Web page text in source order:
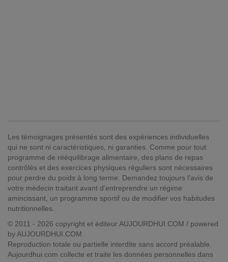
Les témoignages présentés sont des expériences individuelles
qui ne sont ni caractéristiques, ni garanties. Comme pour tout
programme de rééquilibrage alimentaire, des plans de repas
contrôlés et des exercices physiques réguliers sont nécessaires
pour perdre du poids à long terme. Demandez toujours l'avis de
votre médecin traitant avant d'entreprendre un régime
amincissant, un programme sportif ou de modifier vos habitudes
nutritionnelles.
© 2011 - 2026 copyright et éditeur AUJOURDHUI.COM / powered
by AUJOURDHUI.COM
Reproduction totale ou partielle interdite sans accord préalable.
Aujourdhui.com collecte et traite les données personnelles dans